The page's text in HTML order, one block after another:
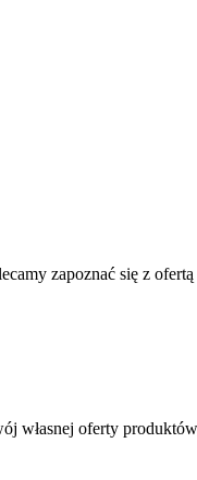
zapoznać się z
własnej oferty